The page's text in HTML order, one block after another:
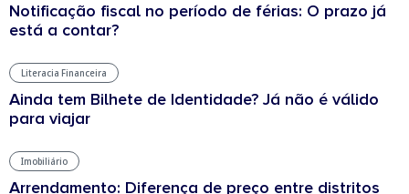
Notificação fiscal no período de férias: O prazo já
está a contar?
Literacia Financeira
Ainda tem Bilhete de Identidade? Já não é válido
para viajar
Imobiliário
Arrendamento: Diferença de preço entre distritos